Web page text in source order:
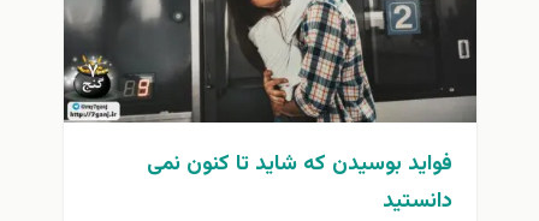
فواید بوسیدن که شاید تا کنون نمی
دانستید